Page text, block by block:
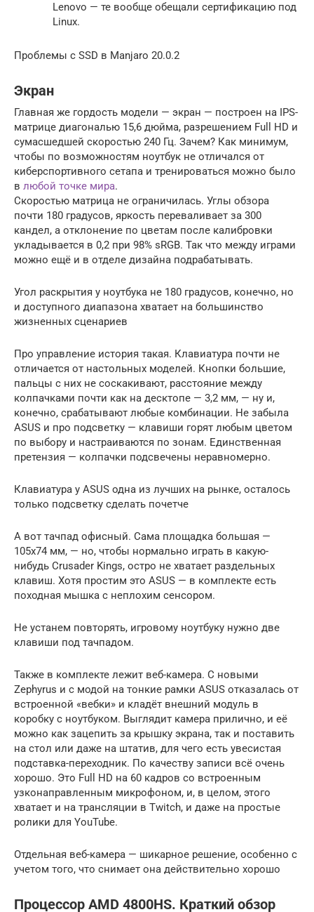
Lenovo — те вообще обещали сертификацию под
Linux.
Проблемы с SSD в Manjaro 20.0.2
Экран
Главная же гордость модели — экран — построен на IPS-
матрице диагональю 15,6 дюйма, разрешением Full HD и
сумасшедшей скоростью 240 Гц. Зачем? Как минимум,
чтобы по возможностям ноутбук не отличался от
киберспортивного сетапа и тренироваться можно было
в любой точке мира.
Скоростью матрица не ограничилась. Углы обзора
почти 180 градусов, яркость переваливает за 300
кандел, а отклонение по цветам после калибровки
укладывается в 0,2 при 98% sRGB. Так что между играми
можно ещё и в отделе дизайна подрабатывать.
Угол раскрытия у ноутбука не 180 градусов, конечно, но
и доступного диапазона хватает на большинство
жизненных сценариев
Про управление история такая. Клавиатура почти не
отличается от настольных моделей. Кнопки большие,
пальцы с них не соскакивают, расстояние между
колпачками почти как на десктопе — 3,2 мм, — ну и,
конечно, срабатывают любые комбинации. Не забыла
ASUS и про подсветку — клавиши горят любым цветом
по выбору и настраиваются по зонам. Единственная
претензия — колпачки подсвечены неравномерно.
Клавиатура у ASUS одна из лучших на рынке, осталось
только подсветку сделать почетче
А вот тачпад офисный. Сама площадка большая —
105х74 мм, — но, чтобы нормально играть в какую-
нибудь Crusader Kings, остро не хватает раздельных
клавиш. Хотя простим это ASUS — в комплекте есть
походная мышка с неплохим сенсором.
Не устанем повторять, игровому ноутбуку нужно две
клавиши под тачпадом.
Также в комплекте лежит веб-камера. С новыми
Zephyrus и с модой на тонкие рамки ASUS отказалась от
встроенной «вебки» и кладёт внешний модуль в
коробку с ноутбуком. Выглядит камера прилично, и её
можно как зацепить за крышку экрана, так и поставить
на стол или даже на штатив, для чего есть увесистая
подставка-переходник. По качеству записи всё очень
хорошо. Это Full HD на 60 кадров со встроенным
узконаправленным микрофоном, и, в целом, этого
хватает и на трансляции в Twitch, и даже на простые
ролики для YouTube.
Отдельная веб-камера — шикарное решение, особенно с
учетом того, что снимает она действительно хорошо
Процессор AMD 4800HS. Краткий обзор